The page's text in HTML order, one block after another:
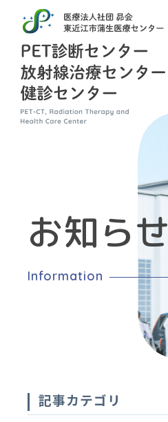
お知らせ
Information
記事カテゴリ